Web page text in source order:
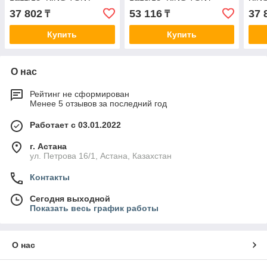
37 802 ₸
Купить
53 116₸
Купить
37
О нас
Рейтинг не сформирован
Менее 5 отзывов за последний год
Работает с 03.01.2022
г. Астана
ул. Петрова 16/1, Астана, Казахстан
Контакты
Сегодня выходной
Показать весь график работы
О нас